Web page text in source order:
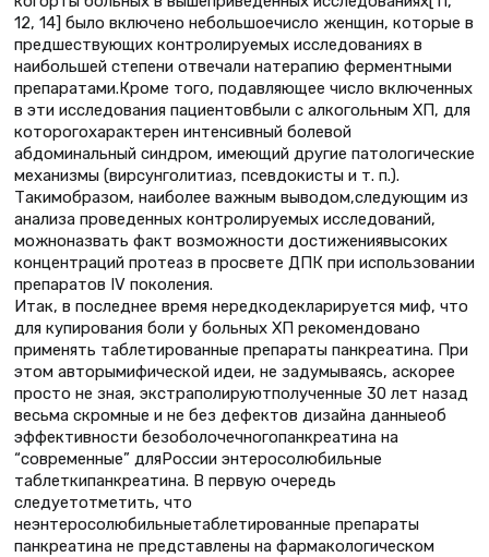
12, 14] было включено небольшоечисло женщин, которые в
предшествующих контролируемых исследованиях в
наибольшей степени отвечали натерапию ферментными
препаратами.Кроме того, подавляющее число включенных
в эти исследования пациентовбыли с алкогольным ХП, для
которогохарактерен интенсивный болевой
абдоминальный синдром, имеющий другие патологические
механизмы (вирсунголитиаз, псевдокисты и т. п.).
Такимобразом, наиболее важным выводом,следующим из
анализа проведенных контролируемых исследований,
можноназвать факт возможности достижениявысоких
концентраций протеаз в просвете ДПК при использовании
препаратов IV поколения.
Итак, в последнее время нередкодекларируется миф, что
для купирования боли у больных ХП рекомендовано
применять таблетированные препараты панкреатина. При
этом авторымифической идеи, не задумываясь, аскорее
просто не зная, экстраполируютполученные 30 лет назад
весьма скромные и не без дефектов дизайна данныеоб
эффективности безоболочечногопанкреатина на
“современные” дляРоссии энтеросолюбильные
таблеткипанкреатина. В первую очередь
следуетотметить, что
неэнтеросолюбильныетаблетированные препараты
панкреатина не представлены на фармакологическом